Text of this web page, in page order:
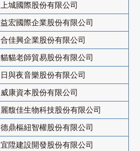
上城國際股份有限公司
益宏國際企業股份有限公司
合佳興企業股份有限公司
貓貓老師貿易股份有限公司
日與夜音樂股份有限公司
威康資本股份有限公司
麗馥佳生物科技股份有限公司
德鼎樞紐智權股份有限公司
宜陞建設開發股份有限公司